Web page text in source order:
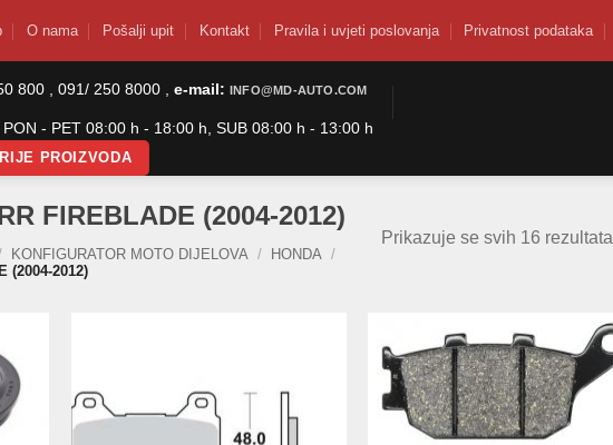
O nama Pošalji upit Kontakt Pravila i uvjeti poslovanja Privatnost podataka
800 , 091/ 250 8000 , e-mail: INFO@MD-AUTO.COM
PON - PET 08:00 h - 18:00 h, SUB 08:00 h - 13:00 h
PROIZVODA
FIREBLADE (2004-2012)
KONFIGURATOR MOTO DIJELOVA / HONDA /
(2004-2012)
Prikazuje se svih 16 rezultata